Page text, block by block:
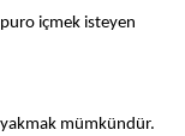
içmek isteyen
yakmak mümkündür.